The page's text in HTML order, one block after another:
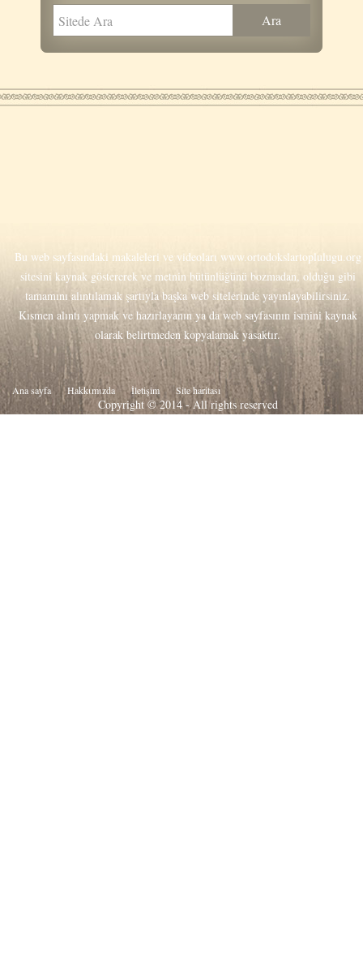
Bu web sayfasındaki makaleleri ve videoları www.ortodokslartoplulugu.org
sitesini kaynak göstererek ve metnin bütünlüğünü bozmadan, olduğu gibi
tamamını alıntılamak şartıyla başka web sitelerinde yayınlayabilirsiniz.
Kısmen alıntı yapmak ve hazırlayanın ya da web sayfasının ismini kaynak
olarak belirtmeden kopyalamak yasaktır.
Ana sayfa Hakkιmιzda İletişim Site haritası
Copyright © 2014 - All rights reserved